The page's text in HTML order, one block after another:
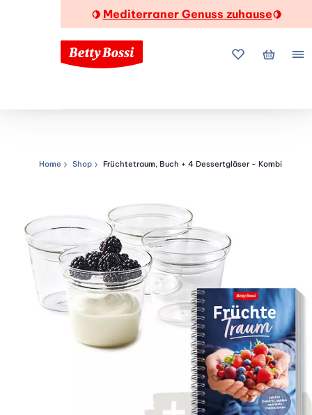
🍋 Mediterraner Genuss zuhause🍋
MeineMein
Navigationspfad
Home Shop Früchtetraum, Buch + 4 Dessertgläser - Kombi